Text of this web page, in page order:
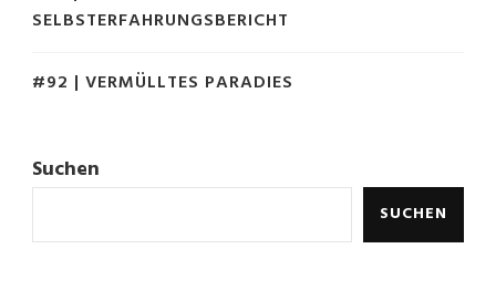
SELBSTERFAHRUNGSBERICHT
#92 | VERMÜLLTES PARADIES
Suchen
SUCHEN